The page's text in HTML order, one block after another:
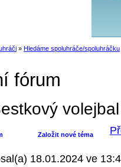
» Hledáme spoluhráče/spoluhráčku
fórum
Založit nové téma
18.01.2024 ve